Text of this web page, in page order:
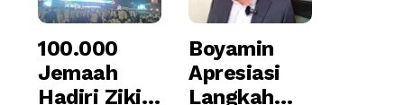
100.000
Jemaah
Hadiri Zikir
Boyamin
Apresiasi
Langkah